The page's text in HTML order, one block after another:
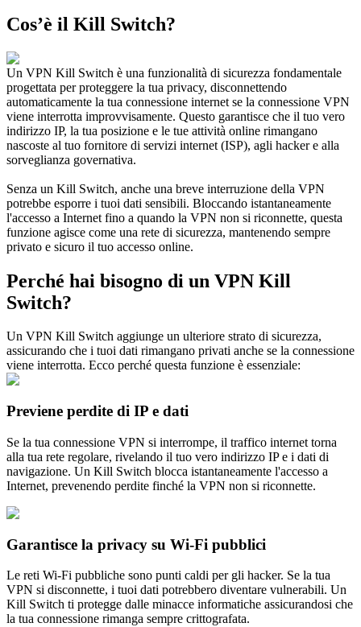
Cos’è il Kill Switch?
Un VPN Kill Switch è una funzionalità di sicurezza fondamentale
progettata per proteggere la tua privacy, disconnettendo
automaticamente la tua connessione internet se la connessione VPN
viene interrotta improvvisamente. Questo garantisce che il tuo vero
indirizzo IP, la tua posizione e le tue attività online rimangano
nascoste al tuo fornitore di servizi internet (ISP), agli hacker e alla
sorveglianza governativa.
Senza un Kill Switch, anche una breve interruzione della VPN
potrebbe esporre i tuoi dati sensibili. Bloccando istantaneamente
l'accesso a Internet fino a quando la VPN non si riconnette, questa
funzione agisce come una rete di sicurezza, mantenendo sempre
privato e sicuro il tuo accesso online.
Perché hai bisogno di un VPN Kill
Switch?
Un VPN Kill Switch aggiunge un ulteriore strato di sicurezza,
assicurando che i tuoi dati rimangano privati anche se la connessione
viene interrotta. Ecco perché questa funzione è essenziale:
Previene perdite di IP e dati
Se la tua connessione VPN si interrompe, il traffico internet torna
alla tua rete regolare, rivelando il tuo vero indirizzo IP e i dati di
navigazione. Un Kill Switch blocca istantaneamente l'accesso a
Internet, prevenendo perdite finché la VPN non si riconnette.
Garantisce la privacy su Wi-Fi pubblici
Le reti Wi-Fi pubbliche sono punti caldi per gli hacker. Se la tua
VPN si disconnette, i tuoi dati potrebbero diventare vulnerabili. Un
Kill Switch ti protegge dalle minacce informatiche assicurandosi che
la tua connessione rimanga sempre crittografata.